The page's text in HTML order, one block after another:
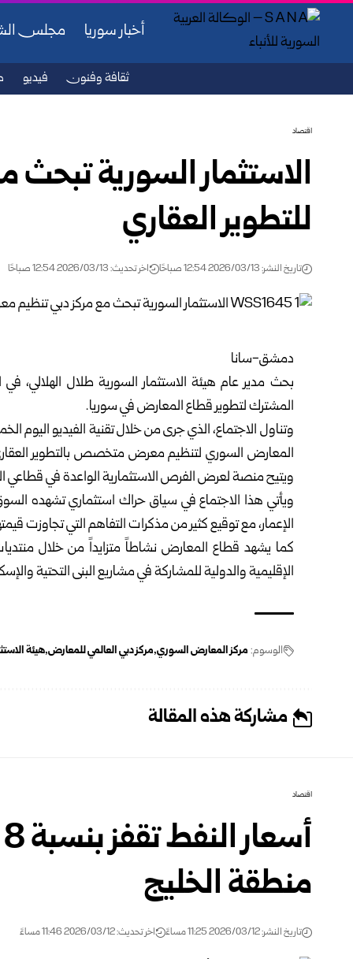
أخبار سوريا مجلس
ثقافة وفنون فيديو
اقتصاد
الاستثمار السورية
للتطوير العقاري
تاريخ النشر: 2026/03/13 12:54 صباحًا اخر تحديث: 2026/03/13 12:54 صباحًا
دمشق-سانا
بحث مدير عام هيئة الاستثمار السورية طلال الهلالي،
المشترك لتطوير قطاع المعارض في سوريا.
وتناول الاجتماع، الذي جرى من خلال تقنية الفيديو اليوم
المعارض السوري لتنظيم معرض متخصص بالتطوير
ويتيح منصة لعرض الفرص الاستثمارية الواعدة في قطاعي
ويأتي هذا الاجتماع في سياق حراك استثماري تشهده
الإعمار، مع توقيع كثير من مذكرات التفاهم التي تجاوزت قيمتها 25 مليار دولار خلال الفترة
كما يشهد قطاع المعارض نشاطاً متزايداً من خلال
الإقليمية والدولية للمشاركة في مشاريع البنى التحتية
الوسوم: مركز المعارض السوري مركز دبي العالمي للمعارض هيئة
مشاركة هذه المقالة
اقتصاد
منطقة الخليج
تاريخ النشر: 2026/03/12 11:25 مساءً اخر تحديث: 2026/03/12 11:46 مساءً